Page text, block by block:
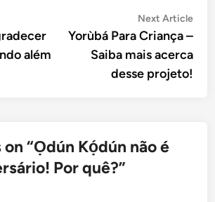
além
Next Article
Yorùbá Para Criança –
Saiba mais acerca
desse projeto!
“Ọdún Kọ́dún não é
Por quê?”